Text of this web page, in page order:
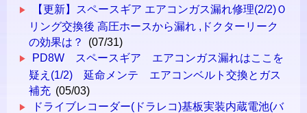
【更新】スペースギア エアコンガス漏れ修理(2/2)Ｏ
リング交換後 高圧ホースから漏れ ,ドクターリーク
の効果は？
(07/31)
PD8W スペースギア エアコンガス漏れはここを
疑え(1/2) 延命メンテ エアコンベルト交換とガス
補充 (05/03)
ドライブレコーダー(ドラレコ)基板実装内蔵電池(バ